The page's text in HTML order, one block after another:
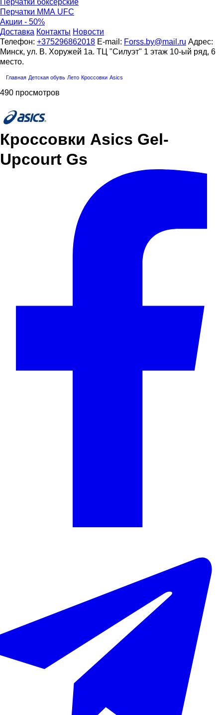
Перчатки боксерские
Перчатки ММА UFC
Акции - 50%
Доставка Контакты Новости
Телефон: +375296862018 E-mail: Forss.by@mail.ru Адрес:
Минск, ул. В. Хоружей 1а. ТЦ "Силуэт" 1 этаж 10-ый ряд, 6
место.
Главная Детская обувь Летo Кроссовки Asics
490 просмотров
Кроссовки Asics Gel-
Upcourt Gs